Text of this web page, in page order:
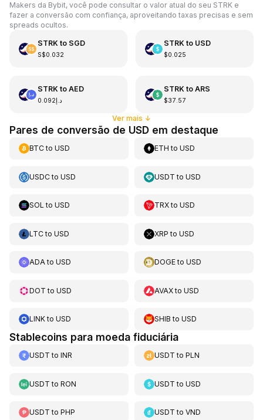
Makers da Bybit, você pode consultar o valor atual do seu STRK e
fazer a conversão com confiança, aproveitando taxas precisas e sem
spreads ocultos.
STRKto SGD
S$0.032
STRKto USD
$0.025
STRKto AED
د.إ0.092
STRKto ARS
$37.57
Ver mais ↓
Pares de conversão de USD em destaque
BTCto USD ETH toUSD
USDCto USD USDT toUSD
SOL to USD TRXtoUSD
LTCto USD XRP toUSD
ADAto USD DOGEtoUSD
DOT to USD AVAXtoUSD
LINKto USD SHIB toUSD
Stablecoins para moeda fiduciária
USDT to INR USDT toPLN
USDT to RON USDT toUSD
USDT to PHP USDT toVND